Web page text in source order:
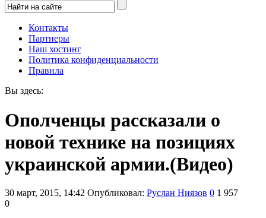
Контакты
Партнеры
Наш хостинг
Политика конфиденциальности
Правила
Вы здесь:
Ополченцы рассказали о
новой технике на позициях
украинской армии.(Видео)
30 март, 2015, 14:42 Опубликовал: Руслан Ниязов 0 1 957
0